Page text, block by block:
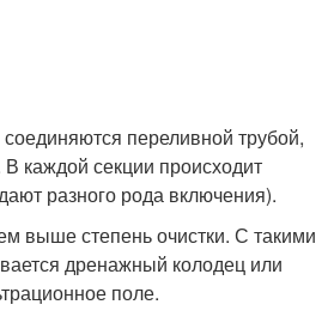
переливной трубой,
каждой секции происходит
разного рода включения).
выше степень очистки. С такими
дренажный колодец или
поле.